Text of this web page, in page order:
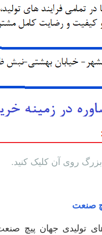
روی آن کلیک کنید.
صنعت
تولیدی جهان پیچ